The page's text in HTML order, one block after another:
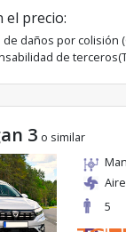
el precio:
daños por colisión
de
3 o similar
5